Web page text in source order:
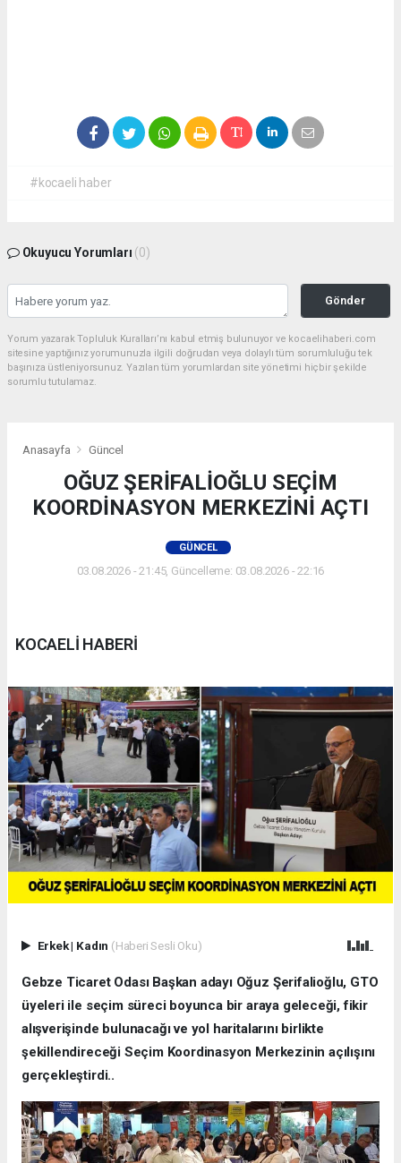
#kocaeli haber
Okuyucu Yorumları (0)
Gönder
Yorum yazarak Topluluk Kuralları’nı kabul etmiş bulunuyor ve kocaelihaberi.com
sitesine yaptığınız yorumunuzla ilgili doğrudan veya dolaylı tüm sorumluluğu tek
başınıza üstleniyorsunuz. Yazılan tüm yorumlardan site yönetimi hiçbir şekilde
sorumlu tutulamaz.
Anasayfa Güncel
OĞUZ ŞERİFALİOĞLU SEÇİM
KOORDİNASYON MERKEZİNİ AÇTI
GÜNCEL
03.08.2026 - 21:45, Güncelleme: 03.08.2026 - 22:16
KOCAELİ HABERİ
Erkek| Kadın (Haberi Sesli Oku)
Gebze Ticaret Odası Başkan adayı Oğuz Şerifalioğlu, GTO
üyeleri ile seçim süreci boyunca bir araya geleceği, fikir
alışverişinde bulunacağı ve yol haritalarını birlikte
şekillendireceği Seçim Koordinasyon Merkezinin açılışını
gerçekleştirdi..